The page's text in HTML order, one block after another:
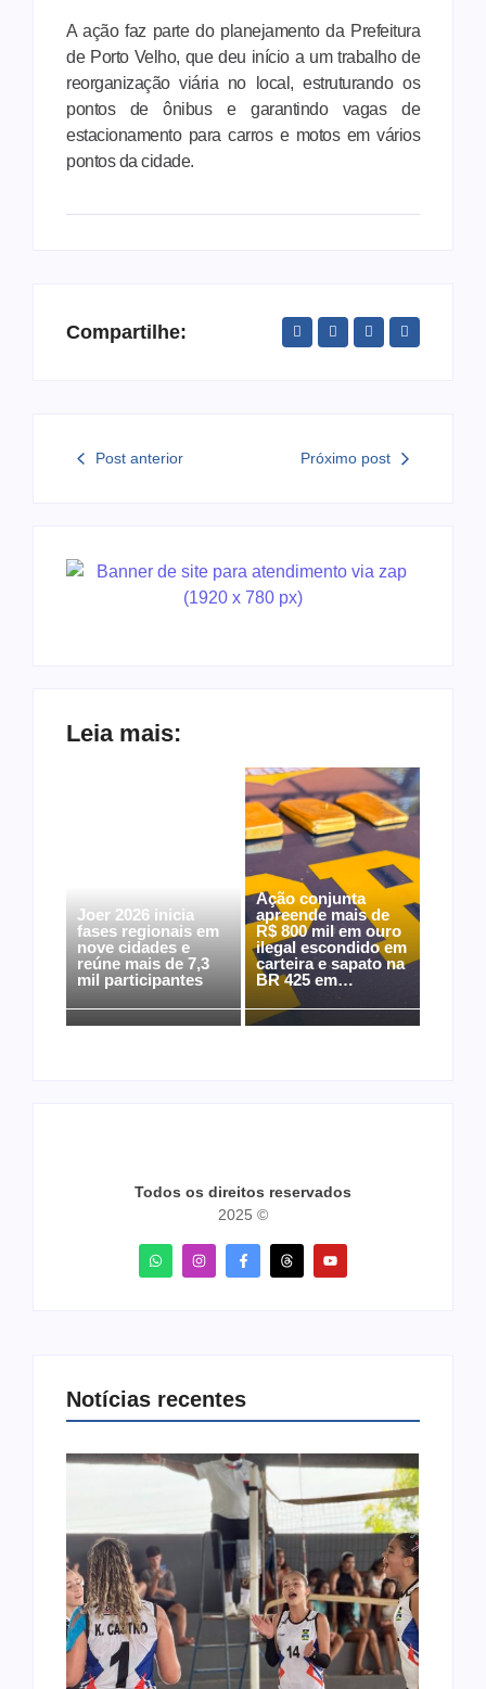
A ação faz parte do planejamento da Prefeitura
de Porto Velho, que deu início a um trabalho de
reorganização viária no local, estruturando os
pontos de ônibus e garantindo vagas de
estacionamento para carros e motos em vários
pontos da cidade.
Compartilhe:
Post anterior Próximo post
Leia mais:
Joer 2026 inicia
fases regionais em
nove cidades e
reúne mais de 7,3
mil participantes
Ação conjunta
apreende mais de
R$ 800 mil em ouro
ilegal escondido em
carteira e sapato na
BR 425 em…
Todos os direitos reservados
2025 ©
Notícias recentes